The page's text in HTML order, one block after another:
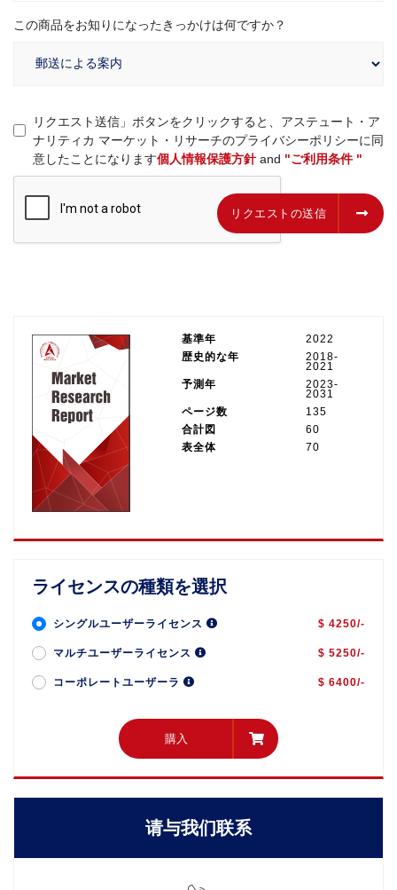
この商品をお知りになったきっかけは何ですか？
リクエスト送信」ボタンをクリックすると、アステュート・ア
ナリティカ マーケット・リサーチのプライバシーポリシーに同
意したことになります個人情報保護方針and "ご利用条件 "
リクエストの送信 リクエストの送信
基準年
2022
歴史的な年
2018-
2021
予測年
2023-
2031
ページ数
135
合計図
60
表全体
70
ライセンスの種類を選択
シングルユーザーライセンス $ 4250/-
マルチユーザーライセンス $ 5250/-
コーポレートユーザーラ $ 6400/-
購入
请与我们联系